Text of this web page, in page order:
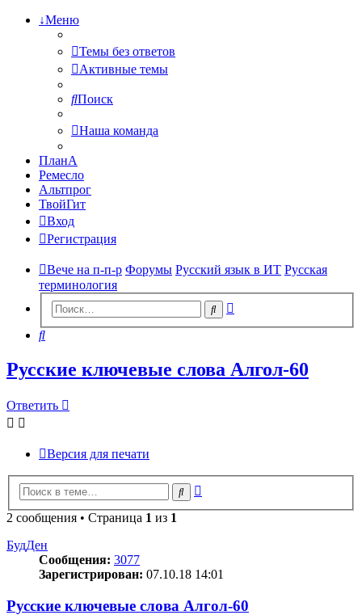
↓Меню
Темы без ответов
Активные темы
Поиск
Наша команда
ПланА
Ремесло
Альтпрог
ТвойГит
Вход
Регистрация
Вече на п-п-р Форумы Русский язык в ИТ Русская
терминология
Поиск
Поиск
Русские ключевые слова Алгол-60
Ответить
Версия для печати
Поиск
2 сообщения • Страница 1 из 1
БудДен
Сообщения: 3077
Зарегистрирован: 07.10.18 14:01
Русские ключевые слова Алгол-60